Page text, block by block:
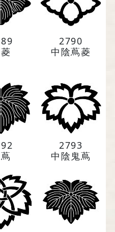
221-4759
を除く 平日9時～17時
ス
づく表記
BtoBサイト）
2790
中陰蔦菱
2793
中陰鬼蔦